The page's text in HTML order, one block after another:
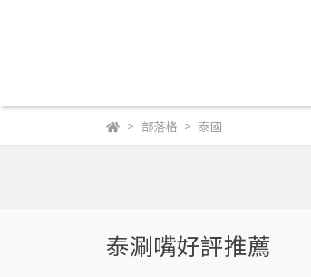
部落格 泰國
泰涮嘴好評推薦